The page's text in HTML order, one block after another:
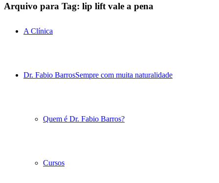
A Clínica
Dr. Fabio BarrosSempre com muita naturalidade
Quem é Dr. Fabio Barros?
Cursos
Arquivo para Tag: lip lift vale a pena